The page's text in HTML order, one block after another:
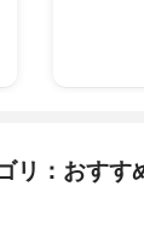
リ：おすす